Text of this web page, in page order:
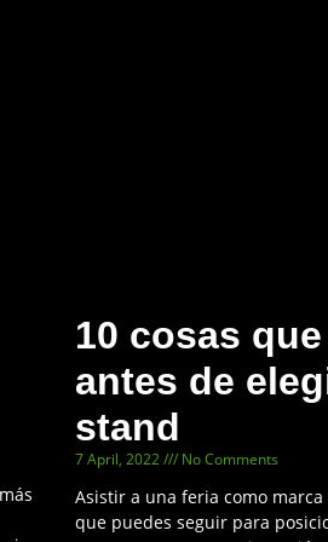
10 cosas
antes de
stand
7 April, 2022 No Comments
Asistir a una feria como
que puedes seguir para